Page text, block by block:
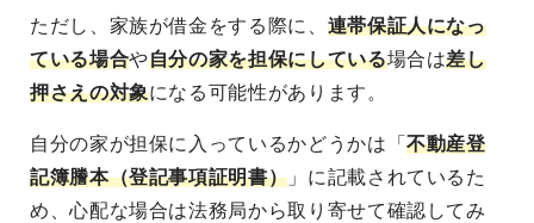
ただし、家族が借金をする際に、 連帯保証人になっ
ている場合や自分の家を担保にしている場合は差し
押さえの対象になる可能性があります。
自分の家が担保に入っているかどうかは「不動産登
記簿謄本（登記事項証明書） 」に記載されているた
め、心配な場合は法務局から取り寄せて確認してみ